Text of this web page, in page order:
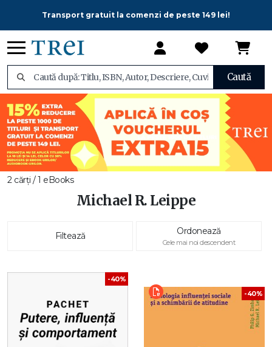
Transport gratuit la comenzi de peste 149 lei!
Caută
2 cărți / 1 eBooks
Michael R. Leippe
Filtează Ordonează
Cele mai noi descendent
-40%
-40%